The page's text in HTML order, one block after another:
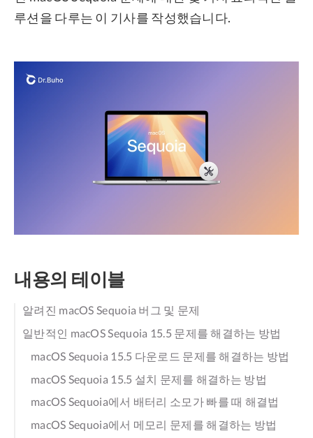
루션을 다루는 이 기사를 작성했습니다.
내용의 테이블
알려진 macOS Sequoia 버그 및 문제
일반적인 macOS Sequoia 15.5 문제를 해결하는 방법
macOS Sequoia 15.5 다운로드 문제를 해결하는 방법
macOS Sequoia 15.5 설치 문제를 해결하는 방법
macOS Sequoia에서 배터리 소모가 빠를 때 해결법
macOS Sequoia에서 메모리 문제를 해결하는 방법